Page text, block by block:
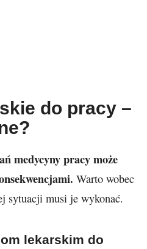
do pracy –
medycyny pracy może
Warto wobec
sytuacji musi je wykonać.
lekarskim do